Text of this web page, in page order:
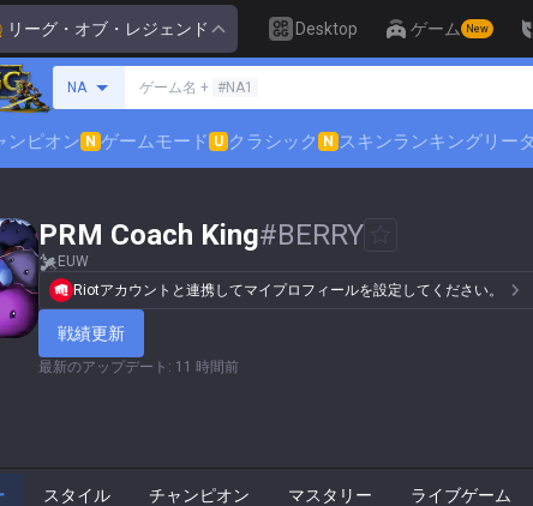
リーグ・オブ・レジェンド Desktop ゲーム New
NA
サモナーの検索
ゲーム名 + #NA1
ンピオン N ゲームモード U クラシック N スキンランキングリー
PRM Coach King#BERRY
EUW
Riotアカウントと連携してマイプロフィールを設定してください。
戦績更新
最新のアップデート : 11 時間前
スタイル チャンピオン マスタリー ライブゲーム